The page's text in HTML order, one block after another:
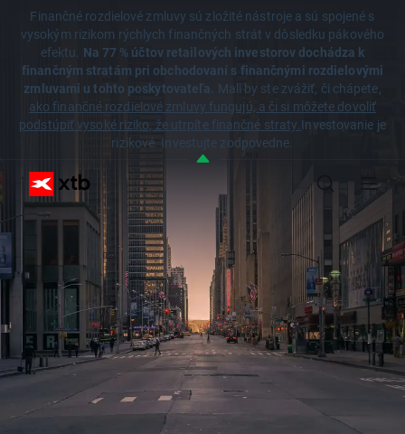
Finančné rozdielové zmluvy sú zložité nástroje a sú spojené s
vysokým rizikom rýchlych finančných strát v dôsledku pákového
efektu. Na 77 % účtov retailových investorov dochádza k
finančným stratám pri obchodovaní s finančnými rozdielovými
zmluvami u tohto poskytovateľa. Mali by ste zvážiť, či chápete,
ako finančné rozdielové zmluvy fungujú, a či si môžete dovoliť
podstúpiť vysoké riziko, že utrpíte finančné straty.Investovanie je
rizikové. Investujte zodpovedne.